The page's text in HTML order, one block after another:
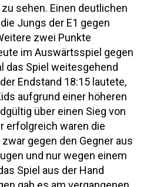
sehen. Einen deutlichen
Jungs der E1 gegen
zwei Punkte
im Auswärtsspiel gegen
das Spiel weitesgehend
Endstand 18:15 lautete,
aufgrund einer höheren
über einen Sieg von
erfolgreich waren die
gegen den Gegner aus
und nur wegen einem
Spiel aus der Hand